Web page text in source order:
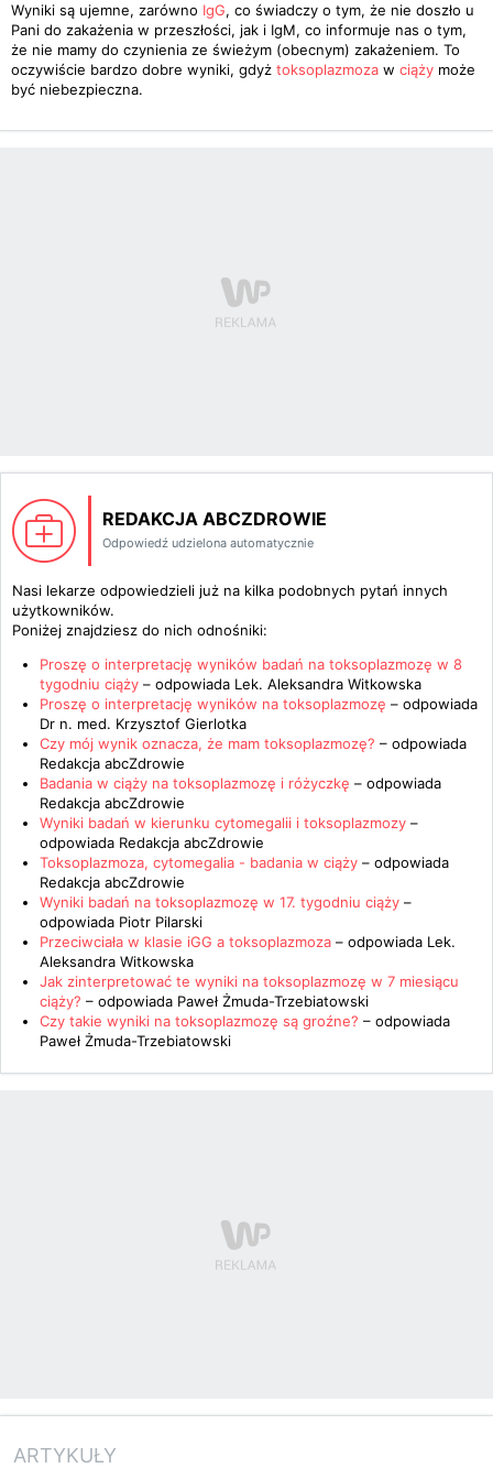
Wyniki są ujemne, zarówno IgG, co świadczy o tym, że nie doszło u
Pani do zakażenia w przeszłości, jak i IgM, co informuje nas o tym,
że nie mamy do czynienia ze świeżym (obecnym) zakażeniem. To
oczywiście bardzo dobre wyniki, gdyż toksoplazmoza w ciąży może
być niebezpieczna.
REDAKCJA ABCZDROWIE
Odpowiedź udzielona automatycznie
Nasi lekarze odpowiedzieli już na kilka podobnych pytań innych
użytkowników.
Poniżej znajdziesz do nich odnośniki:
Proszę o interpretację wyników badań na toksoplazmozę w 8
tygodniu ciąży – odpowiada Lek. Aleksandra Witkowska
Proszę o interpretację wyników na toksoplazmozę – odpowiada
Dr n. med. Krzysztof Gierlotka
Czy mój wynik oznacza, że mam toksoplazmozę? – odpowiada
Redakcja abcZdrowie
Badania w ciąży na toksoplazmozę i różyczkę – odpowiada
Redakcja abcZdrowie
Wyniki badań w kierunku cytomegalii i toksoplazmozy –
odpowiada Redakcja abcZdrowie
Toksoplazmoza, cytomegalia - badania w ciąży – odpowiada
Redakcja abcZdrowie
Wyniki badań na toksoplazmozę w 17. tygodniu ciąży –
odpowiada Piotr Pilarski
Przeciwciała w klasie iGG a toksoplazmoza – odpowiada Lek.
Aleksandra Witkowska
Jak zinterpretować te wyniki na toksoplazmozę w 7 miesiącu
ciąży? – odpowiada Paweł Żmuda-Trzebiatowski
Czy takie wyniki na toksoplazmozę są groźne? – odpowiada
Paweł Żmuda-Trzebiatowski
ARTYKUŁY